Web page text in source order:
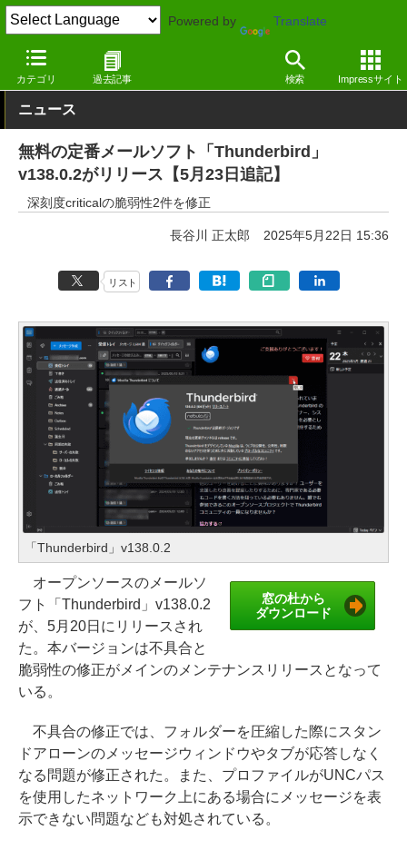
Powered by Translate
カテゴリ 過去記事 検索 Impressサイト
窓の杜 セキュリティ
ニュース
無料の定番メールソフト「Thunderbird」
v138.0.2がリリース【5月23日追記】
深刻度criticalの脆弱性2件を修正
長谷川 正太郎 2025年5月22日 15:36
リスト
「Thunderbird」v138.0.2
窓の杜から
ダウンロード
オープンソースのメールソ
フト「Thunderbird」v138.0.2
が、5月20日にリリースされ
た。本バージョンは不具合と
脆弱性の修正がメインのメンテナンスリリースとなって
いる。
不具合の修正では、フォルダーを圧縮した際にスタン
ドアローンのメッセージウィンドウやタブが応答しなく
なる問題が修正された。また、プロファイルがUNCパス
を使用したネットワーク上にある場合にメッセージを表
示できない問題なども対処されている。